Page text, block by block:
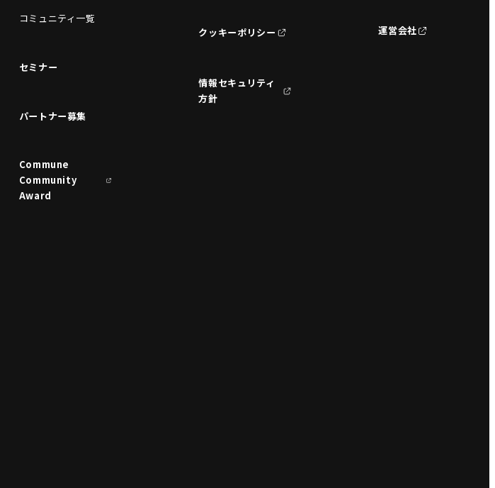
コミュニティ一覧
セミナー
パートナー募集
Commune
Community
Award
クッキーポリシー
情報セキュリティ
方針
運営会社